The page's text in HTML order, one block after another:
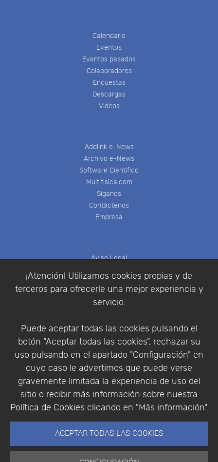
¡Atención! Utilizamos cookies propias y de
terceros para ofrecerle una mejor experiencia y
servicio.
Puede aceptar todas las cookies pulsando el
botón “Aceptar todas las cookies”, rechazar su
uso pulsando en el apartado "Configuración" en
cuyo caso le advertimos que puede verse
gravemente limitada la experiencia de uso del
sitio o recibir más información sobre nuestra
Política de Cookies clicando en "Más información".
ACEPTAR TODAS LAS COOKIES
Calendario
Eventos
Eventos pasados
Colaboradores
Encuestas
Descargas
Videos
Addlink e-News
Archivo e-News
Software Científico
Multifisica.com
Síganos
Contáctenos
Empresa
Aviso Legal
Política de Privacidad
Condiciones de compra
Identificarse
Empresa|Aviso Legal| Política de Privacidad |
Política de Cookies
© Copyright 1994 - 2026. Addlink Software
Científico, S.L.
Portugal.